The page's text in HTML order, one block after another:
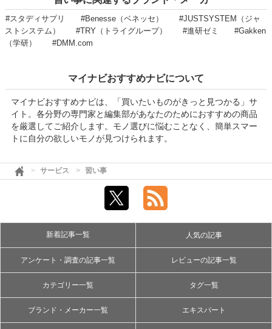
#スタディサプリ #Benesse（ベネッセ）
#JUSTSYSTEM（ジャ
ストシステム）
#TRY（トライグループ） #進研ゼミ
#Gakken
（学研）
#DMM.com
マイナビおすすめナビについて
マイナビおすすめナビは、「買いたいものがきっと見つかる」サ
イト。各分野の専門家と編集部があなたのためにおすすめの商品
を厳選してご紹介します。モノ選びに悩むことなく、簡単スマー
トに自分の欲しいモノが見つけられます。
サービス 習い事
新着記事一覧 人気の記事
アンケート・調査の記事一覧 レビューの記事一覧
カテゴリー一覧 タグ一覧
ブランド・メーカー一覧 エキスパート